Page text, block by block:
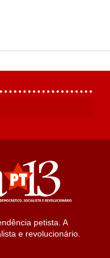
petista. A
e revolucionário.